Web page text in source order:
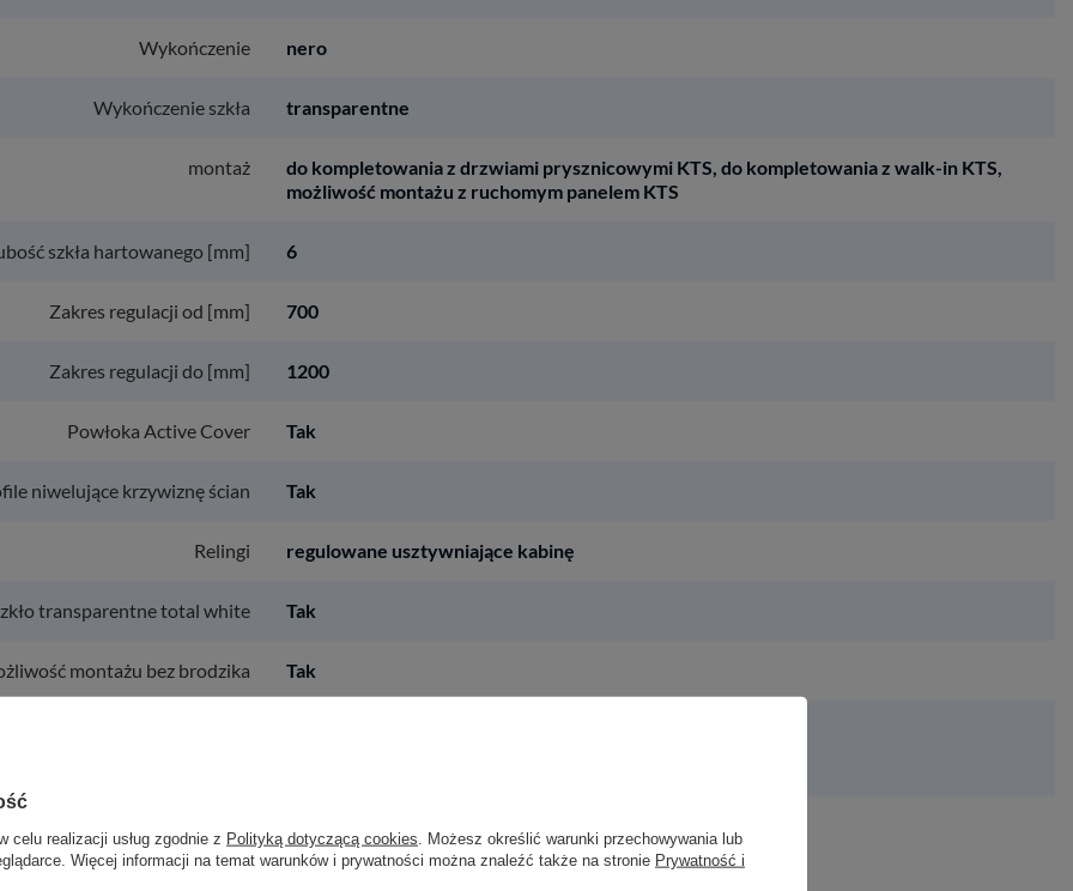
Wykończenie nero
Wykończenie szkła transparentne
montaż
do kompletowania z drzwiami prysznicowymi KTS, do kompletowania z walk-in KTS,
możliwość montażu z ruchomym panelem KTS
szkła hartowanego [mm] 6
Zakres regulacji od [mm] 700
Zakres regulacji do [mm] 1200
Powłoka Active Cover Tak
niwelujące krzywiznę ścian Tak
Relingi regulowane usztywniające kabinę
transparentne total white Tak
montażu bez brodzika Tak
regulowane usztywniające kabinę
celu realizacji usług zgodnie z Polityką dotyczącą cookies . Możesz określić warunki przechowywania lub
Więcej informacji na temat warunków i prywatności można znaleźć także na stronie Prywatność i